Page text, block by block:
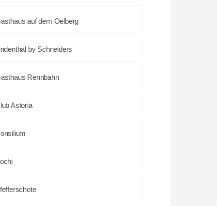
auf dem Oelberg
by Schneiders
Rennbahn
Astoria